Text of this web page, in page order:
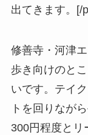
出てきます。[/
修善寺・河津
歩き向けのと
いです。テイ
トを回りなが
300円程度とリ